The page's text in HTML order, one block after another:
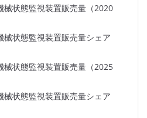
械状態監視装置販売量（2020
械状態監視装置販売量シェア
械状態監視装置販売量（2025
械状態監視装置販売量シェア